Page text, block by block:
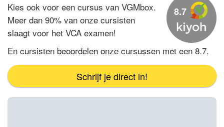
8.7
Kies ook voor een cursus van VGMbox.
Meer dan 90% van onze cursisten
slaagt voor het VCA examen!
En cursisten beoordelen onze cursussen met een 8.7.
Schrijf je direct in!